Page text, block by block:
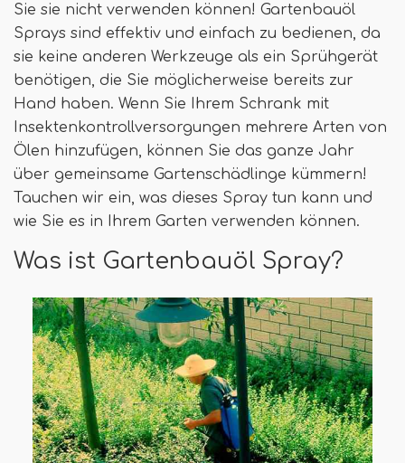
Sie sie nicht verwenden können! Gartenbauöl
Sprays sind effektiv und einfach zu bedienen, da
sie keine anderen Werkzeuge als ein Sprühgerät
benötigen, die Sie möglicherweise bereits zur
Hand haben. Wenn Sie Ihrem Schrank mit
Insektenkontrollversorgungen mehrere Arten von
Ölen hinzufügen, können Sie das ganze Jahr
über gemeinsame Gartenschädlinge kümmern!
Tauchen wir ein, was dieses Spray tun kann und
wie Sie es in Ihrem Garten verwenden können.
Was ist Gartenbauöl Spray?